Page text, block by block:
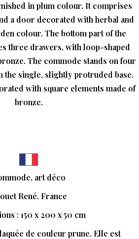
in plum colour. It comprises
a door decorated with herbal and
colour. The bottom part of the
three drawers, with loop-shaped
The commode stands on four
the single, slightly protruded base.
with square elements made of
bronze.
art déco
René, France
: 150 x 200 x 50 cm
de couleur prune. Elle est